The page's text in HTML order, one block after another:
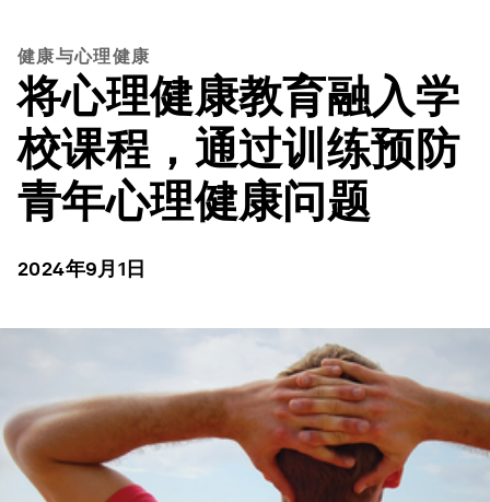
健康与心理健康
将心理健康教育融入学
校课程，通过训练预防
青年心理健康问题
2024年9月1日